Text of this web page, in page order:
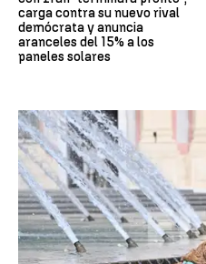
carga contra su nuevo rival
demócrata y anuncia
aranceles del 15% a los
paneles solares